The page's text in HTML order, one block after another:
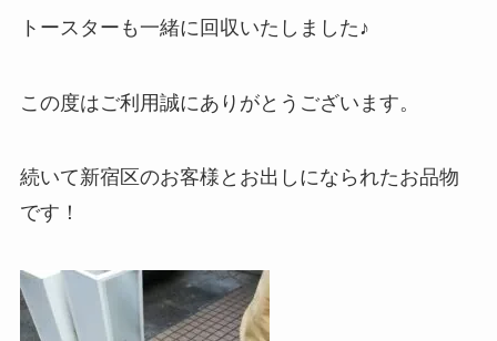
トースターも一緒に回収いたしました♪
この度はご利用誠にありがとうございます。
続いて新宿区のお客様とお出しになられたお品物
です！